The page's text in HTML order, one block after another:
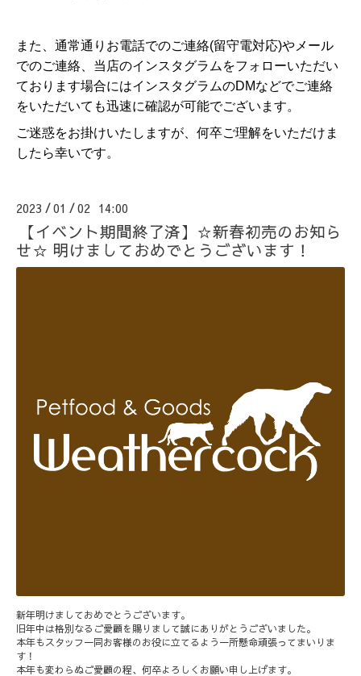
また、通常通りお電話でのご連絡(留守電対応)やメール
でのご連絡、当店のインスタグラムをフォローいただい
ております場合にはインスタグラムのDMなどでご連絡
をいただいても迅速に確認が可能でございます。
ご迷惑をお掛けいたしますが、何卒ご理解をいただけま
したら幸いです。
2023 /01 /02 14:00
【イベント期間終了済】☆新春初売のお知ら
せ☆ 明けましておめでとうございます！
新年明けましておめでとうございます。
旧年中は格別なるご愛顧を賜りまして誠にありがとうございました。
本年もスタッフ一同お客様のお役に立てるよう一所懸命頑張ってまいりま
す！
本年も変わらぬご愛顧の程、何卒よろしくお願い申し上げます。